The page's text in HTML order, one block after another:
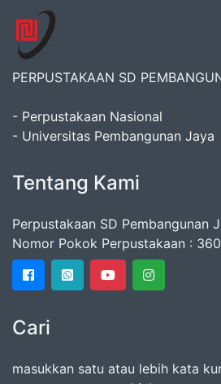
PERPUSTAKAAN SD
- Perpustakaan Nasional
- Universitas Pembangunan Jaya
Tentang Kami
Perpustakaan SD Pembangunan
Nomor Pokok Perpustakaan :
Cari
masukkan satu atau lebih kata